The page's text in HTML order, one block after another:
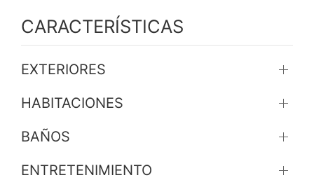
CARACTERÍSTICAS
EXTERIORES
HABITACIONES
BAÑOS
ENTRETENIMIENTO